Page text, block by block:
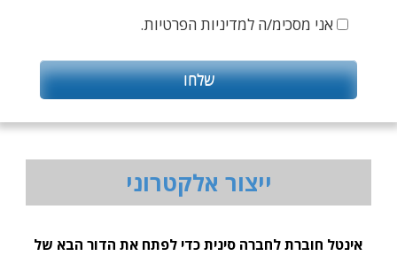
אני מסכימ/ה למדיניות הפרטיות.
ייצור אלקטרוני
אינטל חוברת לחברה סינית כדי לפתח את הדור הבא של